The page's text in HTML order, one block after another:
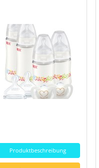
Produktbeschreibung